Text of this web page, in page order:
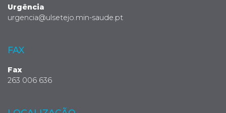
Urgência
urgencia@ulsetejo.min-saude.pt
FAX
Fax
263 006 636